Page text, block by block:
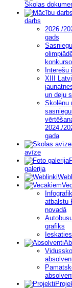
Skolas
darbs
2026./
gads
XIII
un deju
Skolēnu
2024./
gada
avīze
galerija
atbalstu
novadā
grafiks